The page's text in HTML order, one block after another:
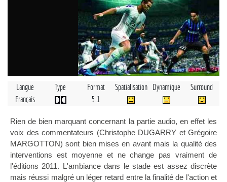
Langue Type Format Spatialisation Dynamique
Surround
Français
5.1
Rien de bien marquant concernant la partie audio, en effet les
voix des commentateurs (Christophe DUGARRY et Grégoire
MARGOTTON) sont bien mises en avant mais la qualité des
interventions est moyenne et ne change pas vraiment de
l'éditions 2011. L'ambiance dans le stade est assez discrète
mais réussi malgré un léger retard entre la finalité de l'action et